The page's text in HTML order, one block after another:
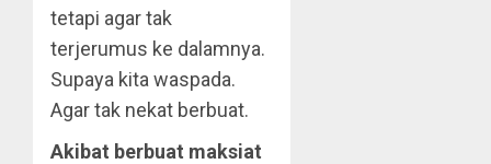
tetapi agar tak
terjerumus ke dalamnya.
Supaya kita waspada.
Agar tak nekat berbuat.
Akibat berbuat maksiat